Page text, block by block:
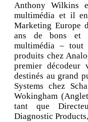
Anthony Wilkins
multimédia et il
Marketing Europe
ans de bons et
multimédia – tout
produits chez
premier décodeur
destinés au grand
Systems chez
Wokingham
tant que
Diagnostic